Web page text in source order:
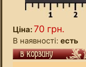
Ціна:70 грн.
В наявності: есть